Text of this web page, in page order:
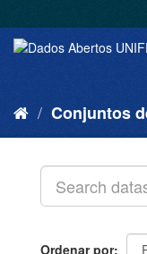
Conjuntos
Ordenar por